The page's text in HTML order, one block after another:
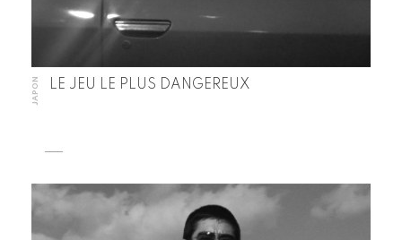
JAPON LE JEU LE PLUS DANGEREUX